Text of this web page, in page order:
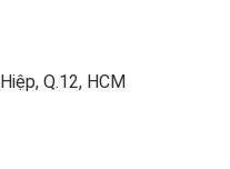
Q.12, HCM